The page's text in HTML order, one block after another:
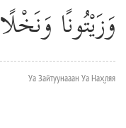
وَزَيْتُونًا وَنَخْلًا
Уа Зайтуунааан Уа Нах̮ляя